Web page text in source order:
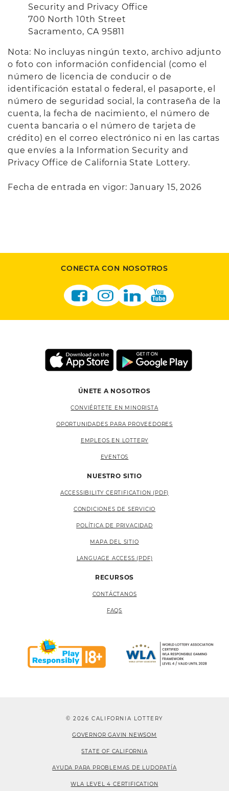
Security and Privacy Office
700 North 10th Street
Sacramento, CA 95811
Nota: No incluyas ningún texto, archivo adjunto
o foto con información confidencial (como el
número de licencia de conducir o de
identificación estatal o federal, el pasaporte, el
número de seguridad social, la contraseña de la
cuenta, la fecha de nacimiento, el número de
cuenta bancaria o el número de tarjeta de
crédito) en el correo electrónico ni en las cartas
que envíes a la Information Security and
Privacy Office de California State Lottery.
Fecha de entrada en vigor: January 15, 2026
CONECTA CON NOSOTROS
ÚNETE A NOSOTROS
CONVIÉRTETE EN MINORISTA
OPORTUNIDADES PARA PROVEEDORES
EMPLEOS EN LOTTERY
EVENTOS
NUESTRO SITIO
ACCESSIBILITY CERTIFICATION (PDF)
CONDICIONES DE SERVICIO
POLÍTICA DE PRIVACIDAD
MAPA DEL SITIO
LANGUAGE ACCESS (PDF)
RECURSOS
CONTÁCTANOS
FAQS
© 2026 CALIFORNIA LOTTERY
GOVERNOR GAVIN NEWSOM
STATE OF CALIFORNIA
AYUDA PARA PROBLEMAS DE LUDOPATÍA
WLA LEVEL 4 CERTIFICATION